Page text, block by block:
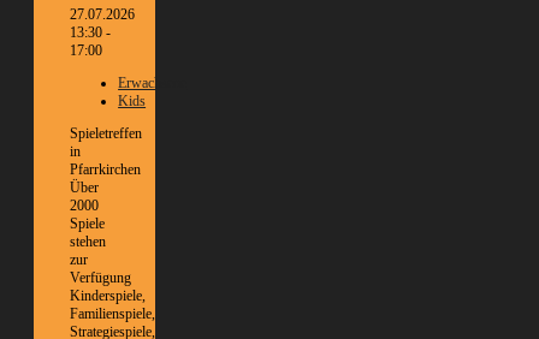
27.07.2026
13:30 -
17:00
Erwachsene
Kids
Spieletreffen
in
Pfarrkirchen
Über
2000
Spiele
stehen
zur
Verfügung
Kinderspiele,
Familienspiele,
Strategiespiele,